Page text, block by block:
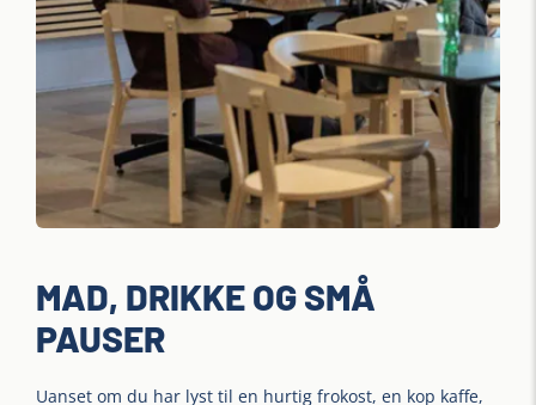
MAD, DRIKKE OG SMÅ
PAUSER
Uanset om du har lyst til en hurtig frokost, en kop kaffe,